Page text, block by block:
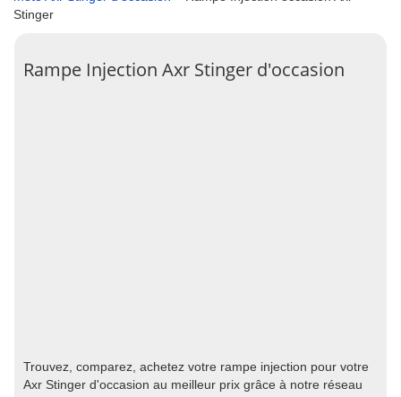
Stinger
Rampe Injection Axr Stinger d'occasion
Trouvez, comparez, achetez votre rampe injection pour votre
Axr Stinger d'occasion au meilleur prix grâce à notre réseau